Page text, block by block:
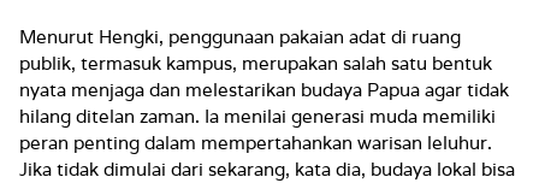
Menurut Hengki, penggunaan pakaian adat di ruang
publik, termasuk kampus, merupakan salah satu bentuk
nyata menjaga dan melestarikan budaya Papua agar tidak
hilang ditelan zaman. Ia menilai generasi muda memiliki
peran penting dalam mempertahankan warisan leluhur.
Jika tidak dimulai dari sekarang, kata dia, budaya lokal bisa